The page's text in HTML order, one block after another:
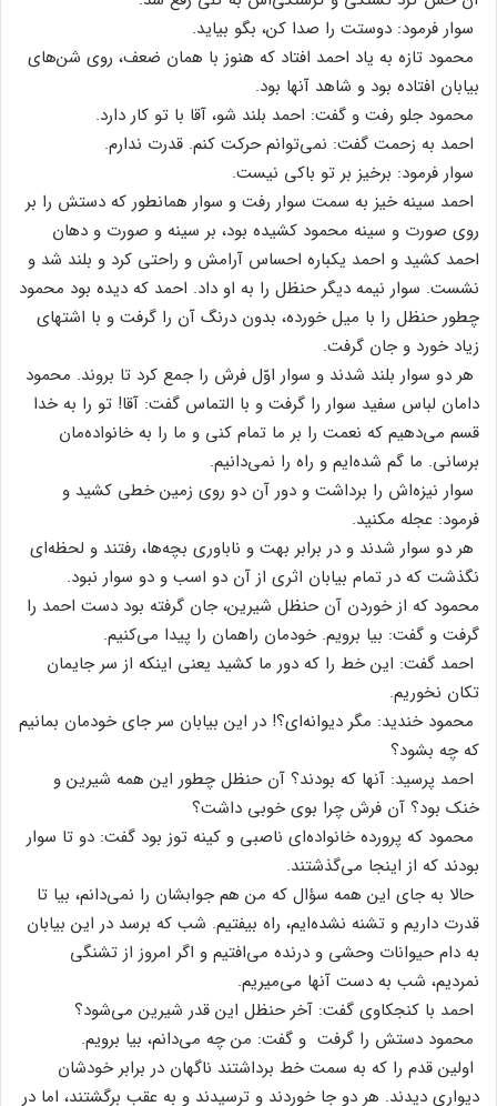
سوار فرمود: دوستت‌ را صدا کن‌، بگو بیاید.
محمود تازه‌ به‌ یاد احمد افتاد که‌ هنوز با همان‌ ضعف‌، روی‌ شن‌های‌
بیابان‌ افتاده‌ بود و شاهد آنها بود.
محمود جلو رفت‌ و گفت‌: احمد بلند شو، آقا با تو کار دارد.
احمد به‌ زحمت‌ گفت‌: نمی‌توانم‌ حرکت‌ کنم‌. قدرت‌ ندارم‌.
سوار فرمود: برخیز بر تو باکی‌ نیست‌.
احمد سینه‌ خیز به‌ سمت‌ سوار رفت‌ و سوار همانطور که‌ دستش‌ را بر
روی‌ صورت‌ و سینه‌ محمود کشیده‌ بود، بر سینه‌ و صورت‌ و دهان‌
احمد کشید و احمد یکباره‌ احساس‌ آرامش‌ و راحتی‌ کرد و بلند شد و
نشست‌. سوار نیمه‌ دیگر حنظل‌ را به‌ او داد. احمد که‌ دیده‌ بود محمود
چطور حنظل‌ را با میل‌ خورده‌، بدون‌ درنگ‌ آن‌ را گرفت‌ و با اشتهای‌
زیاد خورد و جان‌ گرفت‌.
هر دو سوار بلند شدند و سوار اوّل‌ فرش‌ را جمع‌ کرد تا بروند. محمود
دامان‌ لباس‌ سفید سوار را گرفت‌ و با التماس‌ گفت‌: آقا! تو را به‌ خدا
قسم‌ می‌دهیم‌ که‌ نعمت‌ را بر ما تمام‌ کنی‌ و ما را به‌ خانواده‌مان‌
برسانی‌. ما گم‌ شده‌ایم‌ و راه‌ را نمی‌دانیم‌.
سوار نیزه‌اش‌ را برداشت‌ و دور آن‌ دو روی‌ زمین‌ خطی‌ کشید و
فرمود: عجله‌ مکنید.
هر دو سوار شدند و در برابر بهت‌ و ناباوری‌ بچه‌ها، رفتند و لحظه‌ای‌
نگذشت‌ که‌ در تمام‌ بیابان‌ اثری‌ از آن‌ دو اسب‌ و دو سوار نبود.
محمود که‌ از خوردن‌ آن‌ حنظل‌ شیرین‌، جان‌ گرفته‌ بود دست‌ احمد را
گرفت‌ و گفت‌: بیا برویم‌. خودمان‌ راهمان‌ را پیدا می‌کنیم‌.
احمد گفت‌: این‌ خط‌ را که‌ دور ما کشید یعنی‌ اینکه‌ از سر جایمان‌
تکان‌ نخوریم‌.
محمود خندید: مگر دیوانه‌ای‌؟! در این‌ بیابان‌ سر جای‌ خودمان‌ بمانیم‌
که‌ چه‌ بشود؟
احمد پرسید: آنها که‌ بودند؟ آن‌ حنظل‌ چطور این‌ همه‌ شیرین‌ و
خنک‌ بود؟ آن‌ فرش‌ چرا بوی‌ خوبی‌ داشت‌؟
محمود که‌ پرورده‌ خانواده‌ای‌ ناصبی‌ و کینه‌ توز بود گفت‌: دو تا سوار
بودند که‌ از اینجا می‌گذشتند.
حالا به‌ جای‌ این‌ همه‌ سؤال‌ که‌ من‌ هم‌ جوابشان‌ را نمی‌دانم‌، بیا تا
قدرت‌ داریم‌ و تشنه‌ نشده‌ایم‌، راه‌ بیفتیم‌. شب‌ که‌ برسد در این‌ بیابان‌
به‌ دام‌ حیوانات‌ وحشی‌ و درنده‌ می‌افتیم‌ و اگر امروز از تشنگی‌
نمردیم‌، شب‌ به‌ دست‌ آنها می‌میریم‌.
احمد با کنجکاوی‌ گفت‌: آخر حنظل‌ این‌ قدر شیرین‌ می‌شود؟
محمود دستش‌ را گرفت‌ و گفت‌: من‌ چه‌ می‌دانم‌، بیا برویم‌.
اولین‌ قدم‌ را که‌ به‌ سمت‌ خط‌ برداشتند ناگهان‌ در برابر خودشان‌
دیواری‌ دیدند. هر دو جا خوردند و ترسیدند و به‌ عقب‌ برگشتند، اما در